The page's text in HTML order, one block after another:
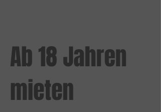
Ab 18 Jahren
mieten